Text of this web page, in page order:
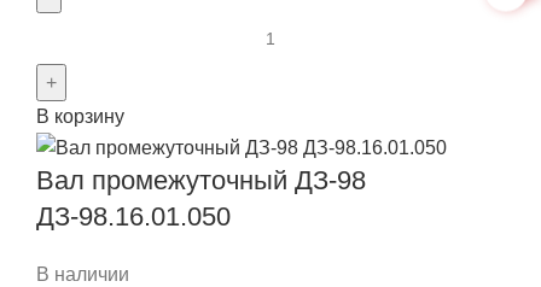
Втулка
балансира
/
переднего
моста
ДЗ-98А.30.00.037
В корзину
Вал промежуточный ДЗ-98
ДЗ-98.16.01.050
В наличии